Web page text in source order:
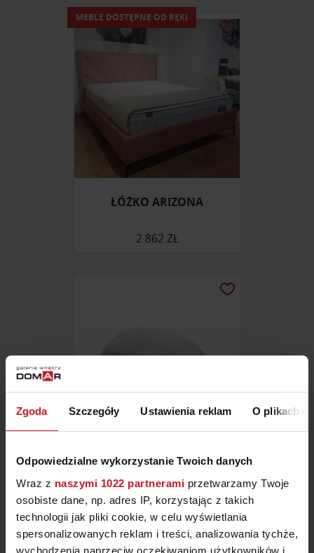
Zgoda Szczegóły Ustawienia reklam O plikach
Odpowiedzialne wykorzystanie Twoich danych
Wraz z naszymi 1022 partnerami przetwarzamy Twoje
osobiste dane, np. adres IP, korzystając z takich
technologii jak pliki cookie, w celu wyświetlania
spersonalizowanych reklam i treści, analizowania tychże,
wychodzenia naprzeciw oczekiwaniom użytkowników i
ŁÓŻKO ARIZONA
2 862 ZŁ
MEBLE DOSTĘPNE OD RĘKI
PODUSZKA FEELME
ZAPYTAJ O CENĘ W SALONIE